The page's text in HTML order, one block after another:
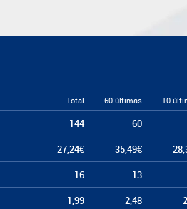
Total 60 últimas 10
144 60
27,24€ 35,49€
16 13
1,99 2,48